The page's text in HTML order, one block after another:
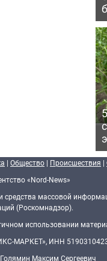
| Общество | Происшествия |
«Nord-News»
средства массовой
(Роскомнадзор).
использовании
МАРКЕТ», ИНН
Максим Сергеевич